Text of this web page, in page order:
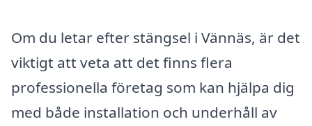
Om du letar efter stängsel i Vännäs, är det
viktigt att veta att det finns flera
professionella företag som kan hjälpa dig
med både installation och underhåll av